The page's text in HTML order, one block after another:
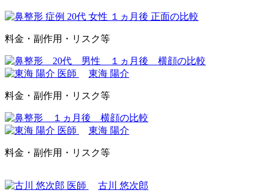
料金・副作用・リスク等
東海 陽介
料金・副作用・リスク等
東海 陽介
料金・副作用・リスク等
古川 悠次郎